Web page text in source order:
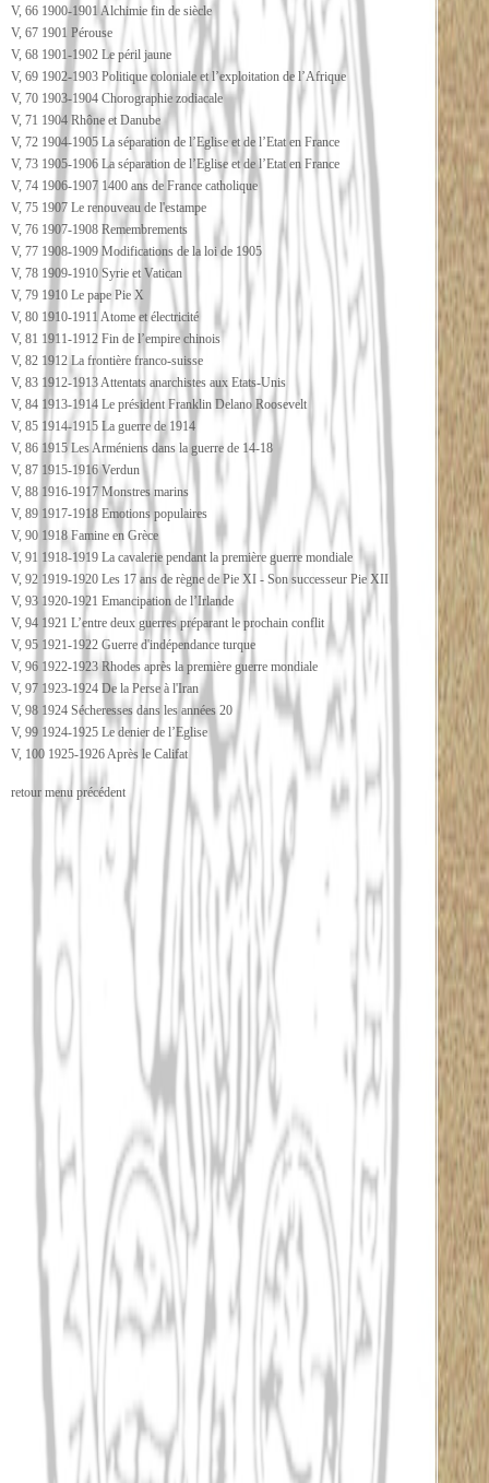
V, 66 1900-1901 Alchimie fin de siècle
V, 67 1901 Pérouse
V, 68 1901-1902 Le péril jaune
V, 69 1902-1903 Politique coloniale et l’exploitation de l’Afrique
V, 70 1903-1904 Chorographie zodiacale
V, 71 1904 Rhône et Danube
V, 72 1904-1905 La séparation de l’Eglise et de l’Etat en France
V, 73 1905-1906 La séparation de l’Eglise et de l’Etat en France
V, 74 1906-1907 1400 ans de France catholique
V, 75 1907 Le renouveau de l'estampe
V, 76 1907-1908 Remembrements
V, 77 1908-1909 Modifications de la loi de 1905
V, 78 1909-1910 Syrie et Vatican
V, 79 1910 Le pape Pie X
V, 80 1910-1911 Atome et électricité
V, 81 1911-1912 Fin de l’empire chinois
V, 82 1912 La frontière franco-suisse
V, 83 1912-1913 Attentats anarchistes aux Etats-Unis
V, 84 1913-1914 Le président Franklin Delano Roosevelt
V, 85 1914-1915 La guerre de 1914
V, 86 1915 Les Arméniens dans la guerre de 14-18
V, 87 1915-1916 Verdun
V, 88 1916-1917 Monstres marins
V, 89 1917-1918 Emotions populaires
V, 90 1918 Famine en Grèce
V, 91 1918-1919 La cavalerie pendant la première guerre mondiale
V, 92 1919-1920 Les 17 ans de règne de Pie XI - Son successeur Pie XII
V, 93 1920-1921 Emancipation de l’Irlande
V, 94 1921 L’entre deux guerres préparant le prochain conflit
V, 95 1921-1922 Guerre d'indépendance turque
V, 96 1922-1923 Rhodes après la première guerre mondiale
V, 97 1923-1924 De la Perse à l'Iran
V, 98 1924 Sécheresses dans les années 20
V, 99 1924-1925 Le denier de l’Eglise
V, 100 1925-1926 Après le Califat
retour menu précédent